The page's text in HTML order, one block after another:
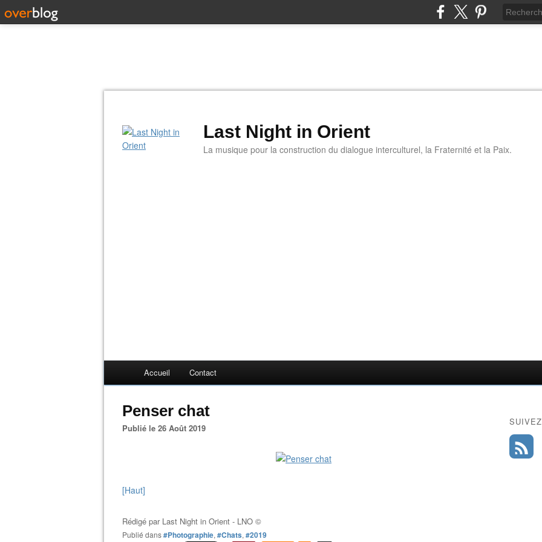
Last Night in Orient
La musique pour la construction du dialogue interculturel, la Fraternité et la Paix.
Accueil Contact
Penser chat
Publié le 26 Août 2019
[Haut]
Rédigé par Last Night in Orient - LNO ©
Publié dans#Photographie, #Chats, #2019